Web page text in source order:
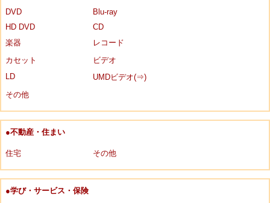
DVD
Blu-ray
HD DVD
CD
楽器
レコード
カセット
ビデオ
LD
UMDビデオ(⇒)
その他
●不動産・住まい
住宅 その他
●学び・サービス・保険